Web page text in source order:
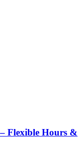
Flexible Hours &